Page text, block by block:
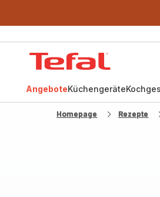
AngeboteKüchengeräte
Homepage Rezepte